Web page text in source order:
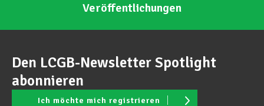
Veröffentlichungen
Den LCGB-Newsletter Spotlight
abonnieren
Ich möchte mich registrieren